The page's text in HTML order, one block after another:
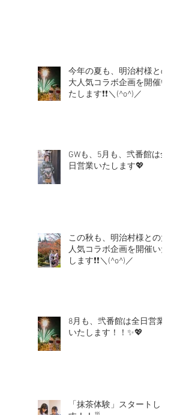
今年の夏も、明治村様との
大人気コラボ企画を開催い
たします❗❗＼(^o^)／
GWも、5月も、弐番館は全
日営業いたします💖
この秋も、明治村様との大
人気コラボ企画を開催いた
します❗❗＼(^o^)／
8月も、弐番館は全日営業
いたします！！✨💖
「抹茶体験」スタートしま